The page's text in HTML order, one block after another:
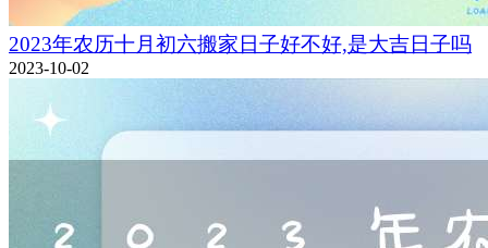
2023年农历十月初六搬家日子好不好,是大吉日子吗
2023-10-02